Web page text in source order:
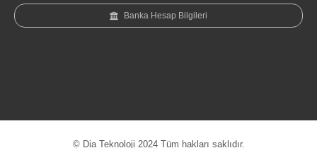
Banka Hesap Bilgileri
© Dia Teknoloji 2024 Tüm hakları saklıdır.